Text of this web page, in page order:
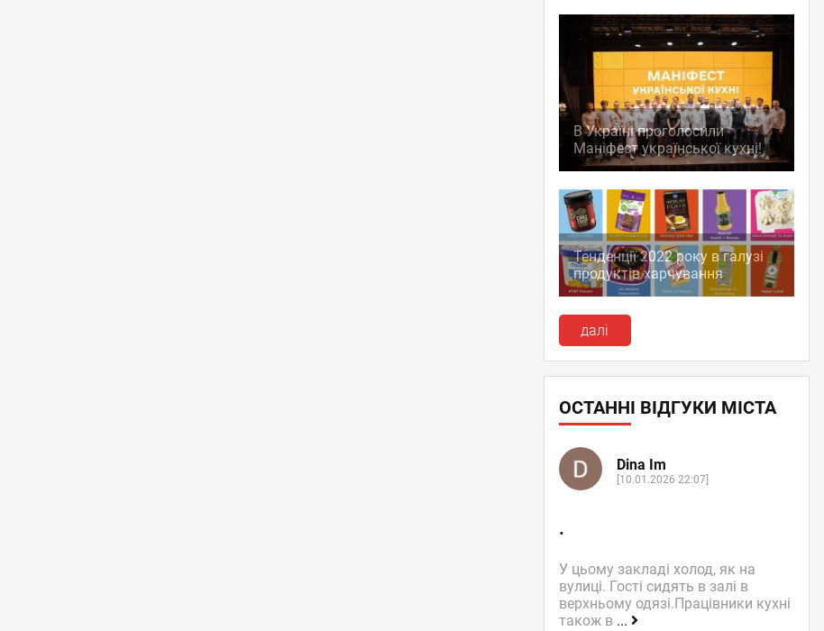
В Україні проголосили
Маніфест української кухні!
Тенденції 2022 року в галузі
продуктів харчування
далі
ОСТАННІ ВІДГУКИ МІСТА
Dina Im
[10.01.2026 22:07]
.
У цьому закладі холод, як на
вулиці. Гості сидять в залі в
верхньому одязі.Працівники кухні
також в ...